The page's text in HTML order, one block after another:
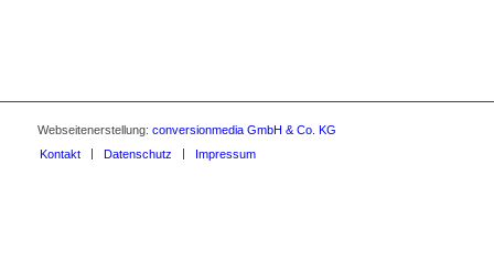
Webseitenerstellung: conversionmedia GmbH & Co. KG
Kontakt
Datenschutz Impressum